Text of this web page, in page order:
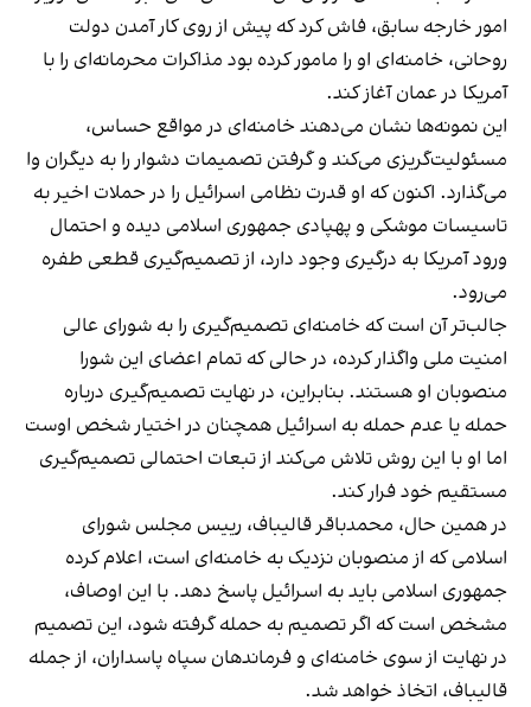
امور خارجه سابق، فاش کرد که پیش از روی کار آمدن دولت
روحانی، خامنه‌ای او را مامور کرده بود مذاکرات محرمانه‌ای را با
آمریکا در عمان آغاز کند.
این نمونه‌ها نشان می‌دهند خامنه‌ای در مواقع حساس،
مسئولیت‌گریزی می‌کند و گرفتن تصمیمات دشوار را به دیگران وا
می‌گذارد. اکنون که او قدرت نظامی اسرائیل را در حملات اخیر به
تاسیسات موشکی و پهپادی جمهوری اسلامی دیده و احتمال
ورود آمریکا به درگیری وجود دارد، از تصمیم‌گیری قطعی طفره
می‌رود.
جالب‌تر آن است که خامنه‌ای تصمیم‌گیری را به شورای عالی
امنیت ملی واگذار کرده، در حالی که تمام اعضای این شورا
منصوبان او هستند. بنابراین، در نهایت تصمیم‌گیری درباره
حمله یا عدم حمله به اسرائیل همچنان در اختیار شخص اوست
اما او با این روش تلاش می‌کند از تبعات احتمالی تصمیم‌گیری
مستقیم خود فرار کند.
در همین حال، محمدباقر قالیباف، رییس مجلس شورای
اسلامی که از منصوبان نزدیک به خامنه‌ای است، اعلام کرده
جمهوری اسلامی باید به اسرائیل پاسخ دهد. با این اوصاف،
مشخص است که اگر تصمیم به حمله گرفته شود، این تصمیم
در نهایت از سوی خامنه‌ای و فرماندهان سپاه پاسداران، از جمله
قالیباف، اتخاذ خواهد شد.